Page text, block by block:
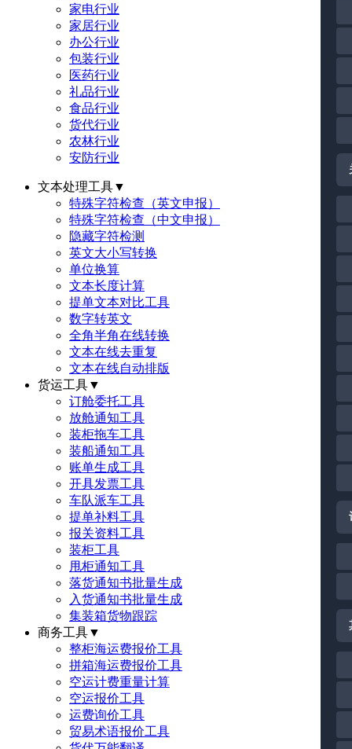
家电行业
家居行业
办公行业
包装行业
医药行业
礼品行业
食品行业
货代行业
农林行业
安防行业
文本处理工具▼
特殊字符检查（英文申报）
特殊字符检查（中文申报）
隐藏字符检测
英文大小写转换
单位换算
文本长度计算
提单文本对比工具
数字转英文
全角半角在线转换
文本在线去重复
文本在线自动排版
货运工具▼
订舱委托工具
放舱通知工具
装柜拖车工具
装船通知工具
账单生成工具
开具发票工具
车队派车工具
提单补料工具
报关资料工具
装柜工具
甩柜通知工具
落货通知书批量生成
入货通知书批量生成
集装箱货物跟踪
商务工具▼
整柜海运费报价工具
拼箱海运费报价工具
空运计费重量计算
空运报价工具
运费询价工具
贸易术语报价工具